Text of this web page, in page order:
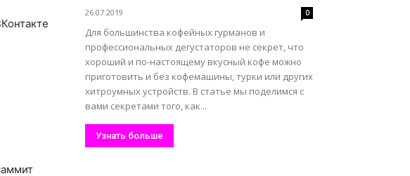
26.07.2019 0
Для большинства кофейных гурманов и
профессиональных дегустаторов не секрет, что
хороший и по-настоящему вкусный кофе можно
приготовить и без кофемашины, турки или других
хитроумных устройств. В статье мы поделимся с
вами секретами того, как...
Узнать больше